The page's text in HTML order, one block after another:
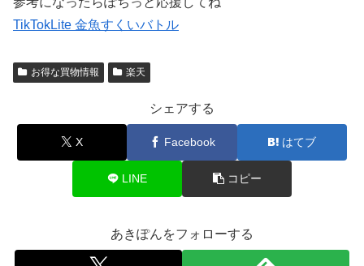
TikTokLite 金魚すくいバトル
お得な買物情報 楽天
シェアする
X Facebook はてブ
LINE コピー
あきぽんをフォローする